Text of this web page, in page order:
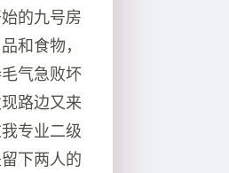
的九号房
和食物，
气急败坏
路边又来
专业二级
下两人的